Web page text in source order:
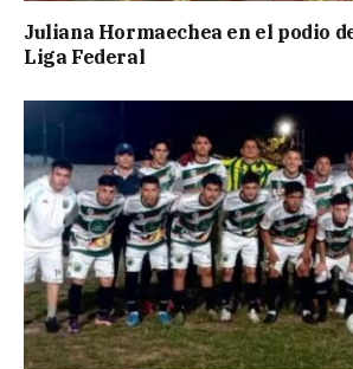
Juliana Hormaechea en el podio
Liga Federal